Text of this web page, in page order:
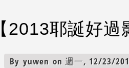
【2013耶誕好
By yuwen on 週一, 12/23/